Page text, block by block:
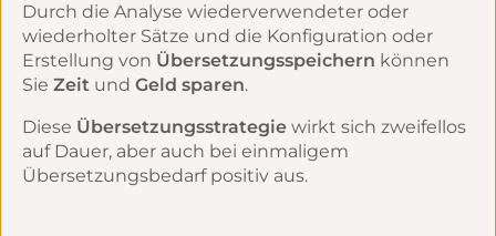
Durch die Analyse wiederverwendeter oder
wiederholter Sätze und die Konfiguration oder
Erstellung von Übersetzungsspeichern können
Sie Zeit und Geld sparen.
Diese Übersetzungsstrategie wirkt sich zweifellos
auf Dauer, aber auch bei einmaligem
Übersetzungsbedarf positiv aus.